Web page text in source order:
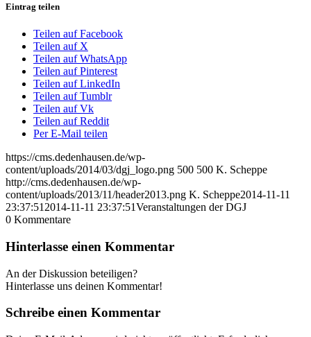
Eintrag teilen
Teilen auf Facebook
Teilen auf X
Teilen auf WhatsApp
Teilen auf Pinterest
Teilen auf LinkedIn
Teilen auf Tumblr
Teilen auf Vk
Teilen auf Reddit
Per E-Mail teilen
https://cms.dedenhausen.de/wp-
content/uploads/2014/03/dgj_logo.png 500 500 K. Scheppe
http://cms.dedenhausen.de/wp-
content/uploads/2013/11/header2013.png K. Scheppe2014-11-11
23:37:51 2014-11-11 23:37:51Veranstaltungen der DGJ
0 Kommentare
Hinterlasse einen Kommentar
An der Diskussion beteiligen?
Hinterlasse uns deinen Kommentar!
Schreibe einen Kommentar